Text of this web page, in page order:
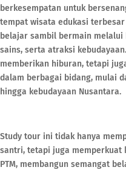
berkesempatan untuk
tempat wisata edukasi
belajar sambil bermain
sains, serta atraksi
memberikan hiburan, tetapi
dalam berbagai bidang, mulai
hingga kebudayaan Nusantara.
Study tour ini tidak hanya
santri, tetapi juga memperkuat
PTM, membangun semangat